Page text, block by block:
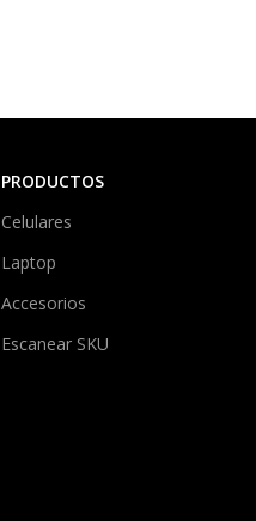
PRODUCTOS
Celulares
Laptop
Accesorios
Escanear SKU